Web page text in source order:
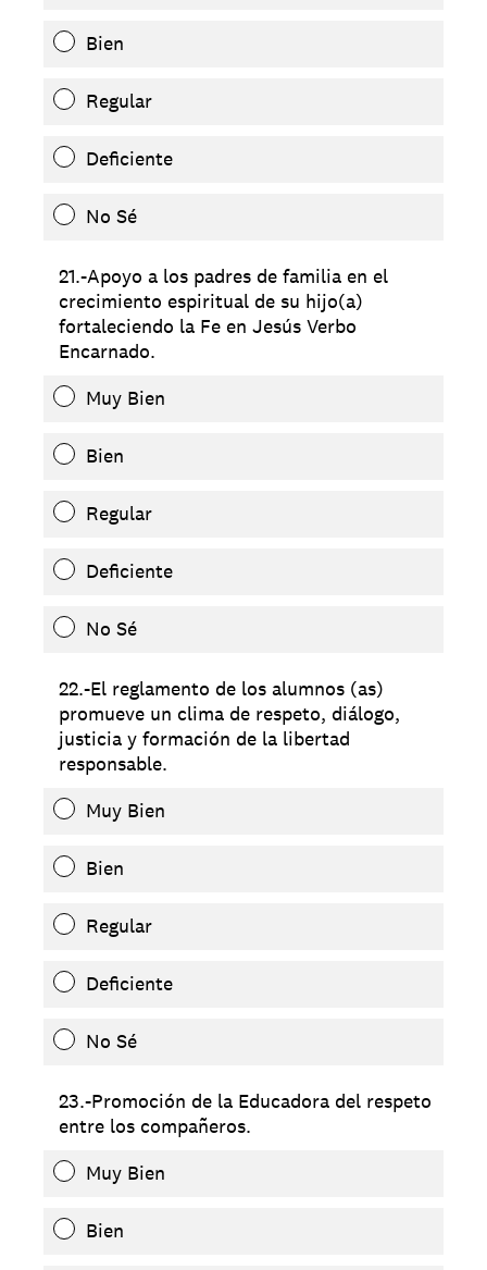
Bien
Regular
Deficiente
No Sé
21.-Apoyo a los padres de familia en el
crecimiento espiritual de su hijo(a)
fortaleciendo la Fe en Jesús Verbo
Encarnado.
Muy Bien
Bien
Regular
Deficiente
No Sé
22.-El reglamento de los alumnos (as)
promueve un clima de respeto, diálogo,
justicia y formación de la libertad
responsable.
Muy Bien
Bien
Regular
Deficiente
No Sé
23.-Promoción de la Educadora del respeto
entre los compañeros.
Muy Bien
Bien